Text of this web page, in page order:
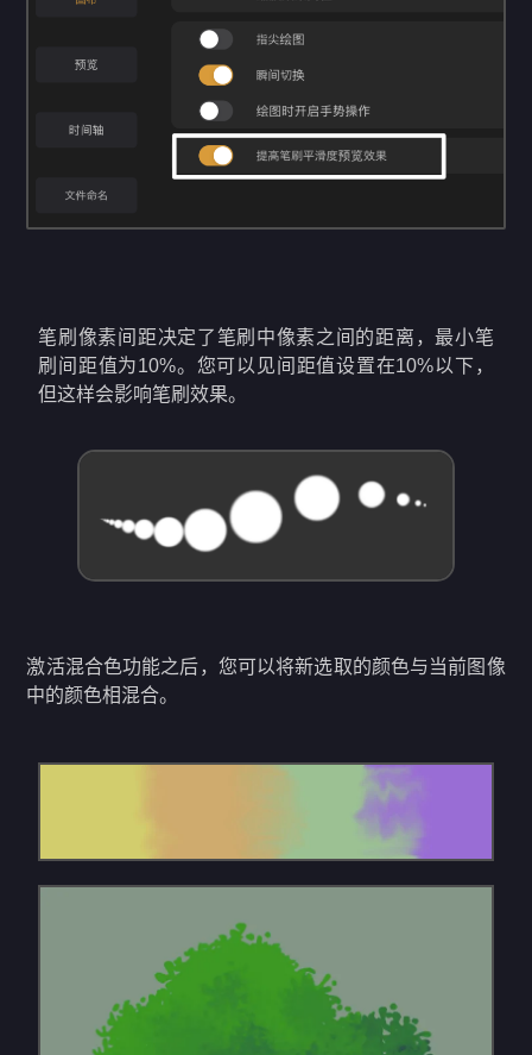
笔刷像素间距决定了笔刷中像素之间的距离，最小笔
刷间距值为10%。您可以见间距值设置在10%以下，
但这样会影响笔刷效果。
激活混合色功能之后，您可以将新选取的颜色与当前图像
中的颜色相混合。